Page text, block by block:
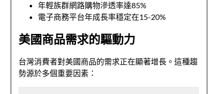
年輕族群網路購物滲透率達85%
電子商務平台年成長率穩定在15-20%
美國商品需求的驅動力
台灣消費者對美國商品的需求正在顯著增長。這種趨
勢源於多個重要因素：